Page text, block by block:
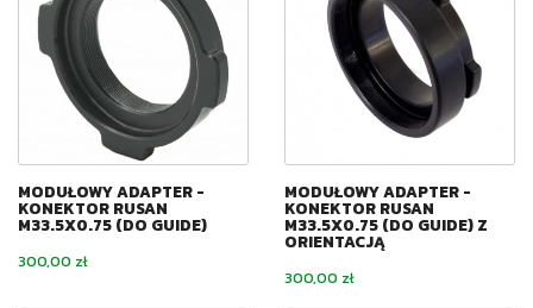
MODUŁOWY ADAPTER -
KONEKTOR RUSAN
M33.5X0.75 (DO GUIDE)
Cena
300,00 zł
MODUŁOWY ADAPTER -
KONEKTOR RUSAN
M33.5X0.75 (DO GUIDE) Z
ORIENTACJĄ
Cena
300,00 zł